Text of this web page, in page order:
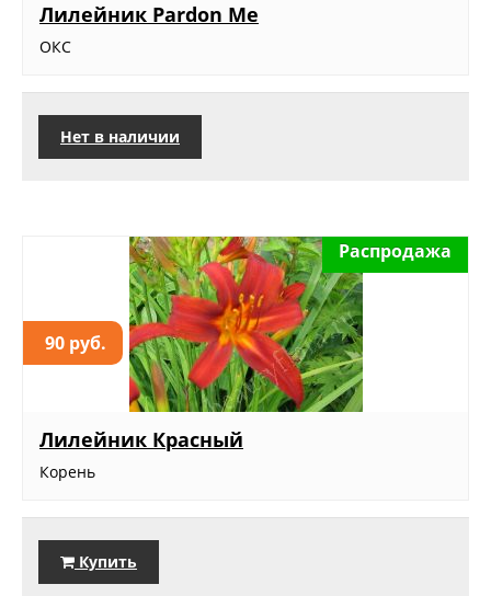
Лилейник Pardon Me
ОКС
Нет в наличии
90 руб.
Распродажа
Лилейник Красный
Корень
Купить